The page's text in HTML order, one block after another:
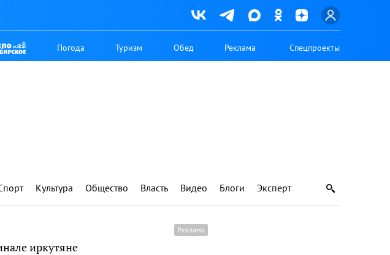
Погода Туризм Обед Реклама Спецпроекты
Культура Общество Власть Видео Блоги Эксперт
иркутяне